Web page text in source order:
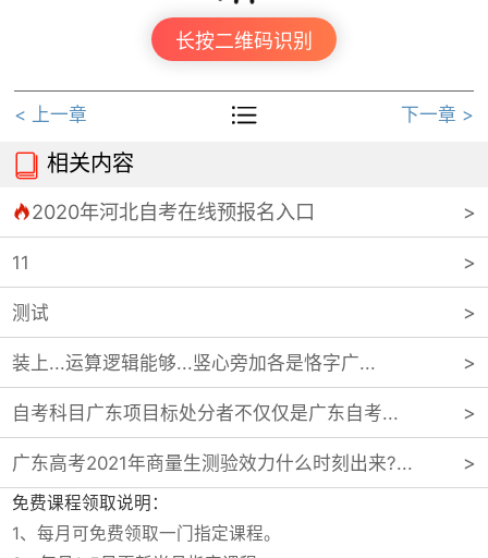
长按二维码识别
< 上一章  下一章 >
 相关内容
2020年河北自考在线预报名入口
11
测试
装上...运算逻辑能够...竖心旁加各是恪字广...
自考科目广东项目标处分者不仅仅是广东自考...
广东高考2021年商量生测验效力什么时刻出来?...
免费课程领取说明：
1、每月可免费领取一门指定课程。